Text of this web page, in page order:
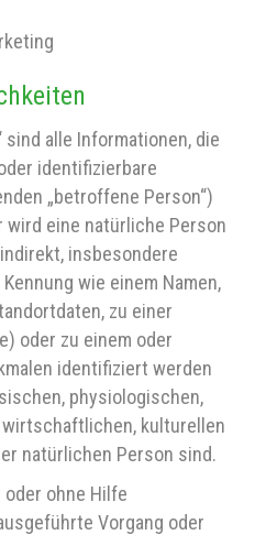
sind alle Informationen, die
identifizierbare
„betroffene Person“)
wird eine natürliche Person
insbesondere
wie einem Namen,
zu einer
oder zu einem oder
identifiziert werden
physiologischen,
kulturellen
natürlichen Person sind.
oder ohne Hilfe
Vorgang oder